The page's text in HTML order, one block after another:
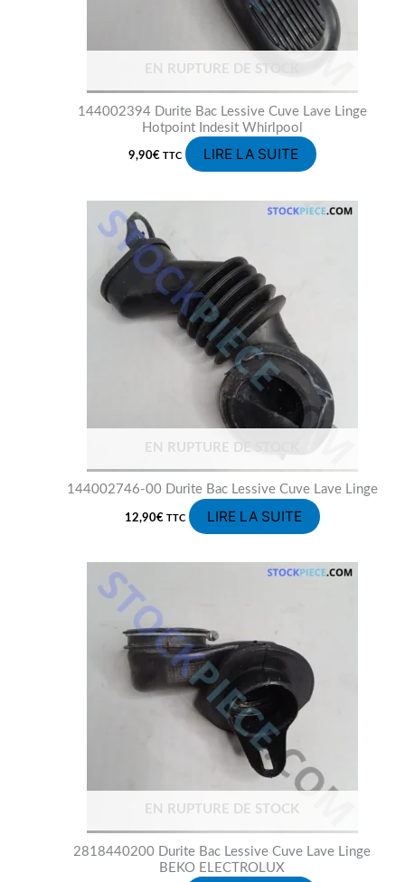
EN RUPTURE DE STOCK
144002394 Durite Bac Lessive Cuve Lave Linge
Hotpoint Indesit Whirlpool
9,90€ TTC LIRE LA SUITE
EN RUPTURE DE STOCK
144002746-00 Durite Bac Lessive Cuve Lave Linge
12,90€ TTC LIRE LA SUITE
EN RUPTURE DE STOCK
2818440200 Durite Bac Lessive Cuve Lave Linge
BEKO ELECTROLUX